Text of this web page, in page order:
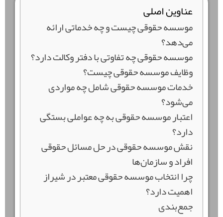
عناوین اصلی
موسسه حقوقی چیست و چه خدماتی ارائه
می‌دهد؟
موسسه حقوقی چه تفاوتی با دفتر وکالت دارد؟
وظایف موسسه حقوقی چیست؟
خدمات موسسه حقوقی شامل چه مواردی
می‌شود؟
اعتبار موسسه حقوقی به چه عواملی بستگی
دارد؟
نقش موسسه حقوقی در حل مسائل حقوقی
افراد و سازمان‌ها
چرا انتخاب موسسه حقوقی معتبر در شیراز
اهمیت دارد؟
جمع‌بندی